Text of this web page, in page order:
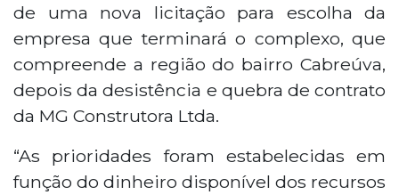
de uma nova licitação para escolha da
empresa que terminará o complexo, que
compreende a região do bairro Cabreúva,
depois da desistência e quebra de contrato
da MG Construtora Ltda.
“As prioridades foram estabelecidas em
função do dinheiro disponível dos recursos